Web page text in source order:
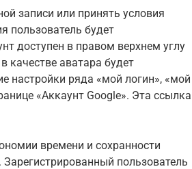
записи или принять условия
пользователь будет
доступен в правом верхнем углу
качестве аватара будет
настройки ряда «мой логин», «мой
«Аккаунт Google». Эта ссылка
времени и сохранности
пользователь